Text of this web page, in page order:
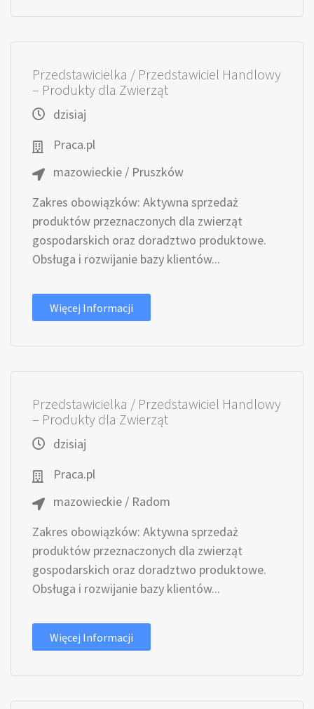
Przedstawicielka / Przedstawiciel Handlowy
– Produkty dla Zwierząt
dzisiaj
Praca.pl
mazowieckie / Pruszków
Zakres obowiązków: Aktywna sprzedaż
produktów przeznaczonych dla zwierząt
gospodarskich oraz doradztwo produktowe.
Obsługa i rozwijanie bazy klientów...
Więcej Informacji
Przedstawicielka / Przedstawiciel Handlowy
– Produkty dla Zwierząt
dzisiaj
Praca.pl
mazowieckie / Radom
Zakres obowiązków: Aktywna sprzedaż
produktów przeznaczonych dla zwierząt
gospodarskich oraz doradztwo produktowe.
Obsługa i rozwijanie bazy klientów...
Więcej Informacji